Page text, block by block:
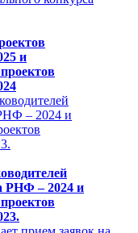
и
РНФ – 2024 и